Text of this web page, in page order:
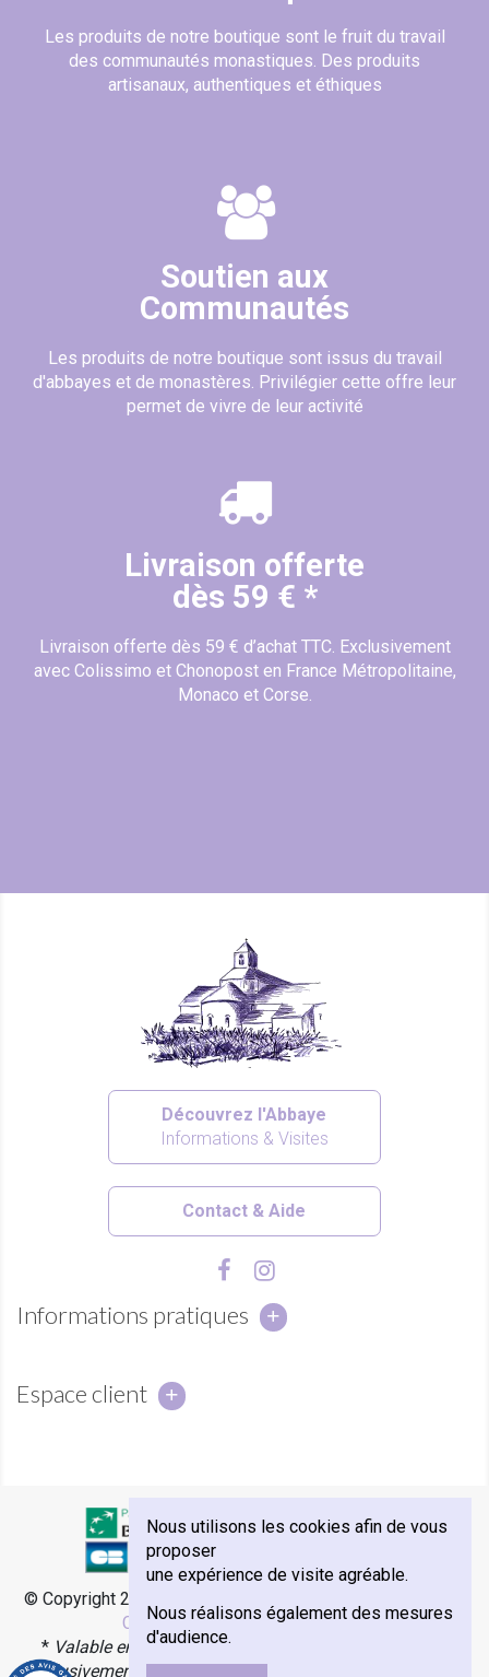
(2 avis)
Les produits de notre boutique sont le fruit du travail
des communautés monastiques. Des produits
artisanaux, authentiques et éthiques
Soutien aux
Communautés
Les produits de notre boutique sont issus du travail
d'abbayes et de monastères. Privilégier cette offre leur
permet de vivre de leur activité
Livraison offerte
dès 59 € *
Livraison offerte dès 59 € d’achat TTC. Exclusivement
avec Colissimo et Chonopost en France Métropolitaine,
Monaco et Corse.
Découvrez l'Abbaye
Informations & Visites
Contact & Aide
Informations pratiques
Espace client
© Copyright 2018 - Abbaye Notre-Dame de Sénanque -
Commerce par Agence Velcome
*Valable en France Métropolitaine, Monaco et Corse.
Exclusivement avec les transporteurs Colissimo, Mondial
Nous utilisons les cookies afin de vous
proposer
une expérience de visite agréable.
Nous réalisons également des mesures
d'audience.